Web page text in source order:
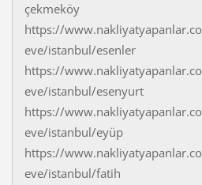
çekmeköy
https://
eve/istanbul/esenler
https://
eve/istanbul/esenyurt
https://
eve/istanbul/eyüp
https://
eve/istanbul/fatih